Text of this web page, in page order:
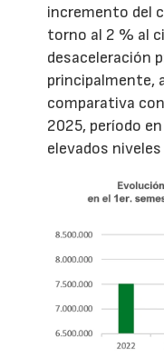
incremento del
torno al 2 % al
desaceleración
principalmente,
comparativa
2025, período
elevados